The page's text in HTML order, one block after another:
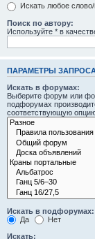
Искать любое
Поиск по автору:
Используйте * в
ПАРАМЕТРЫ
Искать в форумах:
Выберите форум или
подфорумах
соответствующую
Искать в подфорумах:
Да
Нет
Искать: